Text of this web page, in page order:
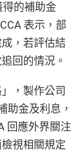
的補助金
表示，部
，若評估結
回的情況。
，製作公司
助金及利息，
回應外界關注
視相關規定